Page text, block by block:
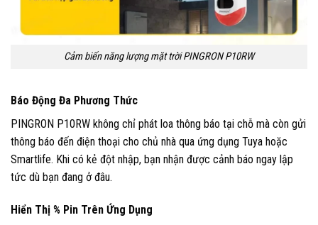
Cảm biến năng lượng mặt trời PINGRON P10RW
Báo Động Đa Phương Thức
PINGRON P10RW không chỉ phát loa thông báo tại chỗ mà còn gửi
thông báo đến điện thoại cho chủ nhà qua ứng dụng Tuya hoặc
Smartlife. Khi có kẻ đột nhập, bạn nhận được cảnh báo ngay lập
tức dù bạn đang ở đâu.
Hiển Thị % Pin Trên Ứng Dụng